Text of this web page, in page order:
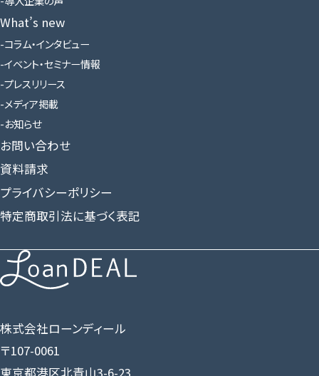
株式会社ローンディール
〒107-0061
What’s new
コラム・インタビュー
イベント・セミナー情報
プレスリリース
メディア掲載
お知らせ
お問い合わせ
資料請求
プライバシーポリシー
特定商取引法に基づく表記